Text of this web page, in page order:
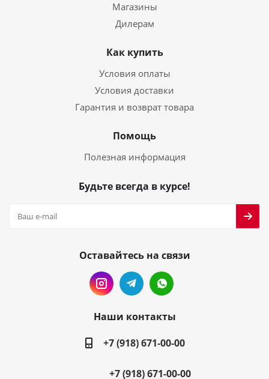
Магазины
Дилерам
Как купить
Условия оплаты
Условия доставки
Гарантия и возврат товара
Помощь
Полезная информация
Будьте всегда в курсе!
Оставайтесь на связи
Наши контакты
+7 (918) 671-00-00
+7 (918) 671-00-00